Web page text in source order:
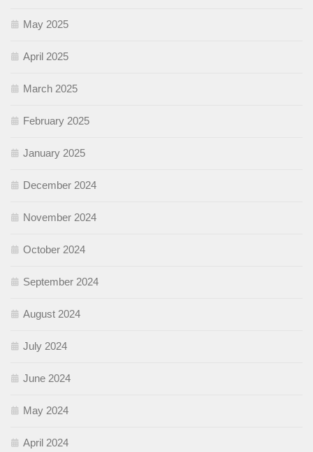
May 2025
April 2025
March 2025
February 2025
January 2025
December 2024
November 2024
October 2024
September 2024
August 2024
July 2024
June 2024
May 2024
April 2024